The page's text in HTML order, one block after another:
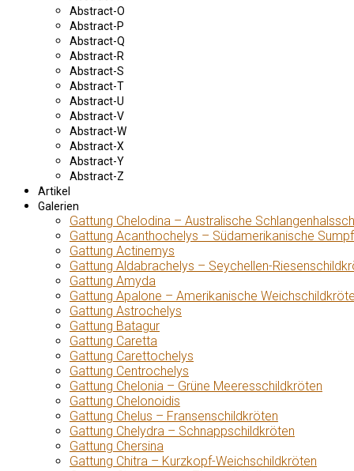
Abstract-O
Abstract-P
Abstract-Q
Abstract-R
Abstract-S
Abstract-T
Abstract-U
Abstract-V
Abstract-W
Abstract-X
Abstract-Y
Abstract-Z
Artikel
Galerien
Gattung Chelodina – Australische
Gattung Acanthochelys – Südamerikanische
Gattung Actinemys
Gattung Aldabrachelys – Seychellen-
Gattung Amyda
Gattung Apalone – Amerikanische
Gattung Astrochelys
Gattung Batagur
Gattung Caretta
Gattung Carettochelys
Gattung Centrochelys
Gattung Chelonia – Grüne Meeresschildkröten
Gattung Chelonoidis
Gattung Chelus – Fransenschildkröten
Gattung Chelydra – Schnappschildkröten
Gattung Chersina
Gattung Chitra – Kurzkopf-Weichschildkröten